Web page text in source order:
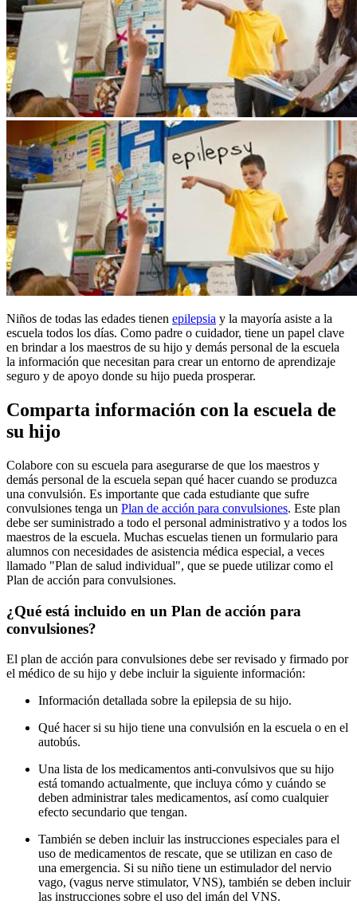
Niños de todas las edades tienen epilepsia y la mayoría asiste a la
escuela todos los días. Como padre o cuidador, tiene un papel clave
en brindar a los maestros de su hijo y demás personal de la escuela
la información que necesitan para crear un entorno de aprendizaje
seguro y de apoyo donde su hijo pueda prosperar.
Comparta información con la escuela de
su hijo
Colabore con su escuela para asegurarse de que los maestros y
demás personal de la escuela sepan qué hacer cuando se produzca
una convulsión. Es importante que cada estudiante que sufre
convulsiones tenga un Plan de acción para convulsiones. Este plan
debe ser suministrado a todo el personal administrativo y a todos los
maestros de la escuela. Muchas escuelas tienen un formulario para
alumnos con necesidades de asistencia médica especial, a veces
llamado "Plan de salud individual", que se puede utilizar como el
Plan de acción para convulsiones.
¿Qué está incluido en un Plan de acción para
convulsiones?
El plan de acción para convulsiones debe ser revisado y firmado por
el médico de su hijo y debe incluir la siguiente información:
Información detallada sobre la epilepsia de su hijo.
Qué hacer si su hijo tiene una convulsión en la escuela o en el
autobús.
Una lista de los medicamentos anti-convulsivos que su hijo
está tomando actualmente, que incluya cómo y cuándo se
deben administrar tales medicamentos, así como cualquier
efecto secundario que tengan.
También se deben incluir las instrucciones especiales para el
uso de medicamentos de rescate, que se utilizan en caso de
una emergencia. Si su niño tiene un estimulador del nervio
vago, (vagus nerve stimulator, VNS), también se deben incluir
las instrucciones sobre el uso del imán del VNS.